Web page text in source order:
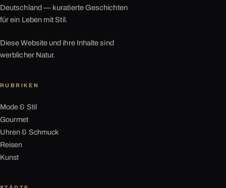
Deutschland — kuratierte Geschichten
für ein Leben mit Stil.
Diese Website und ihre Inhalte sind
werblicher Natur.
RUBRIKEN
Mode & Stil
Gourmet
Uhren & Schmuck
Reisen
Kunst